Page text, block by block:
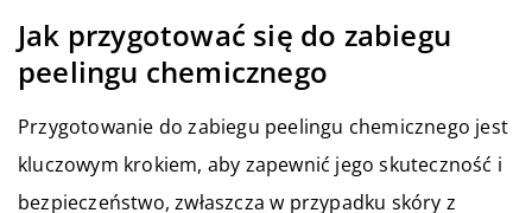
Jak przygotować się do zabiegu
peelingu chemicznego
Przygotowanie do zabiegu peelingu chemicznego jest
kluczowym krokiem, aby zapewnić jego skuteczność i
bezpieczeństwo, zwłaszcza w przypadku skóry z